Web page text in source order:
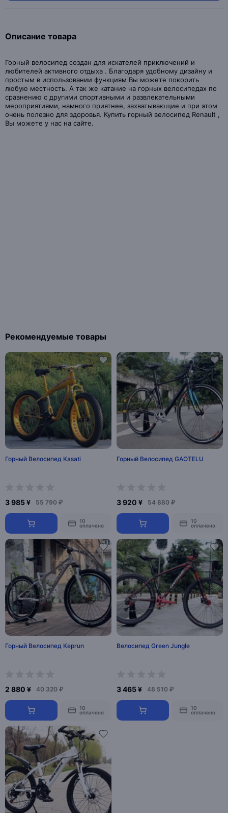
Описание товара
Горный велосипед создан для искателей приключений и
любителей активного отдыха . Благодаря удобному дизайну и
простым в использовании функциям Вы можете покорить
любую местность. А так же катание на горных велосипедах по
сравнению с другими спортивными и развлекательными
мероприятиями, намного приятнее, захватывающие и при этом
очень полезно для здоровья. Купить горный велосипед Renault ,
Вы можете у нас на сайте.
Рекомендуемые товары
Горный Велосипед Kasati
3 985 ¥ 55 790 ₽
10
оплачено
Горный Велосипед GAOTELU
3 920 ¥ 54 880 ₽
10
оплачено
Горный Велосипед Keprun
2 880 ¥ 40 320 ₽
10
оплачено
Велосипед Green Jungle
3 465 ¥ 48 510 ₽
10
оплачено